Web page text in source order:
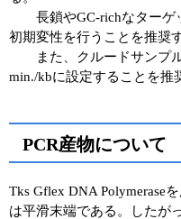
長鎖やGC-richなターゲ
初期変性を行うことを推奨す
また、クルードサンプル
min./kbに設定することを推
PCR産物について
Tks Gflex DNA Polymerase
は平滑末端である。したが